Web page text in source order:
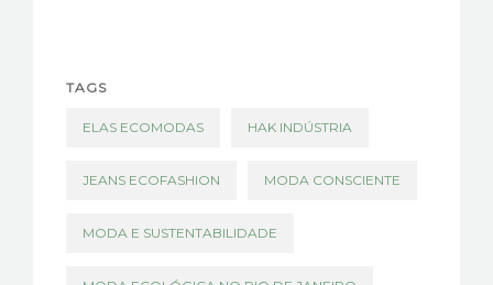
TAGS
ELAS ECOMODAS HAK INDÚSTRIA
JEANS ECOFASHION MODA CONSCIENTE
MODA E SUSTENTABILIDADE